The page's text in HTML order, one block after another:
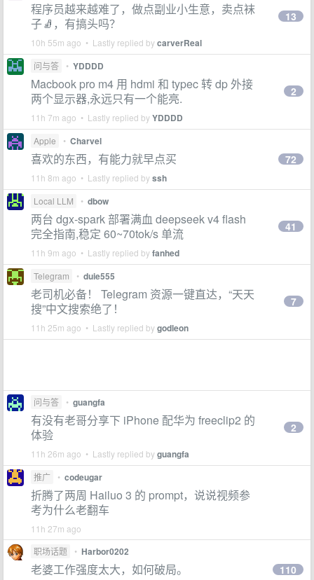
程序员越来越难了，做点副业小生意，卖点袜
子🧦，有搞头吗？
10h 55m ago • Lastly replied bycarverReal
13
问与答 • YDDDD
Macbook pro m4 用 hdmi 和 typec 转 dp 外接
两个显示器,永远只有一个能亮.
11h 7m ago • Lastly replied byYDDDD
2
Apple • Charvel
喜欢的东西，有能力就早点买
11h 8m ago • Lastly replied byssh
72
Local LLM • dbow
两台 dgx-spark 部署满血 deepseek v4 flash
完全指南,稳定 60~70tok/s 单流
11h 9m ago • Lastly replied byfanhed
41
Telegram • duie555
老司机必备！ Telegram 资源一键直达，“天天
搜”中文搜索绝了！
11h 25m ago • Lastly replied bygodleon
7
问与答 • guangfa
有没有老哥分享下 iPhone 配华为 freeclip2 的
体验
11h 26m ago • Lastly replied byguangfa
2
推广 • codeugar
折腾了两周 Hailuo 3 的 prompt，说说视频参
考为什么老翻车
11h 27m ago
职场话题
• Harbor0202
老婆工作强度太大，如何破局。 110